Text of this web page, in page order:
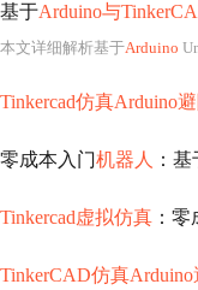
基于Arduino与
本文详细解析基于Arduino
Tinkercad仿真Arduino
零成本入门机器人 ：
Tinkercad虚拟仿真 ：
TinkerCAD仿真Arduino